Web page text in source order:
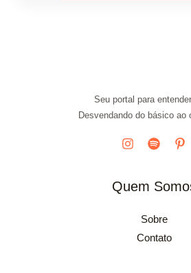
Seu portal para
Desvendando do básico ao
Quem
Sobre
Contato